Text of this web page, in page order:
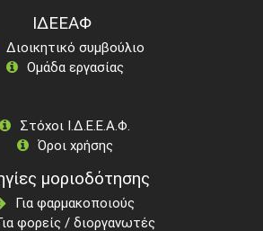
ΙΔΕΕΑΦ
Διοικητικό συμβούλιο
Ομάδα εργασίας
Στόχοι Ι.Δ.Ε.Ε.Α.Φ.
Όροι χρήσης
μοριοδότησης
Για φαρμακοποιούς
φορείς / διοργανωτές